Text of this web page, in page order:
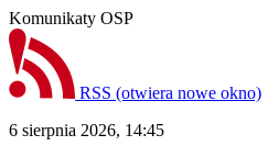
Komunikaty OSP
RSS (otwiera nowe okno)
6 sierpnia 2026, 14:45